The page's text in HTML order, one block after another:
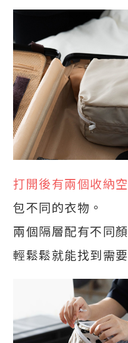
打開後有兩個收納
包不同的衣物。
兩個隔層配有不同
輕鬆鬆就能找到需